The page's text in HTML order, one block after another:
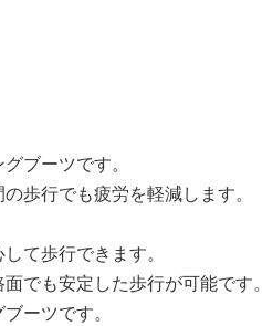
ブーツです。
歩行でも疲労を軽減します。
て歩行できます。
でも安定した歩行が可能です。
ーツです。